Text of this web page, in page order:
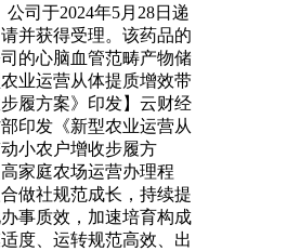
公司于2024年5月28日递
并获得受理。该药品的
的心脑血管范畴产物储
业运营从体提质增效带
履方案》印发】云财经
印发《新型农业运营从
小农户增收步履方
家庭农场运营办理程
做社规范成长，持续提
事质效，加速培育构成
度、运转规范高效、出